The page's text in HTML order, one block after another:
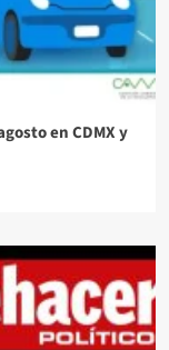
en CDMX y